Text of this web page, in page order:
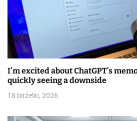
I’m excited about ChatGPT’s
quickly seeing a downside
18 birželio, 2026